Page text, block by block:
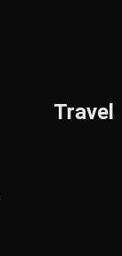
Travel